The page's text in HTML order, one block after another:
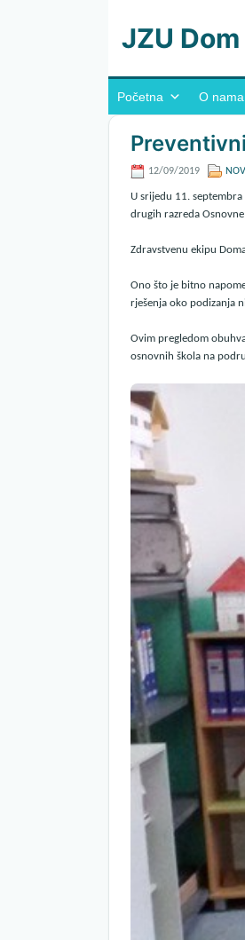
JZU
Početna O
12/09/2019
U srijedu 11.
drugih razreda Osnovne
Zdravstvenu ekipu
Ono što je bitno
rješenja oko podizanja
Ovim pregledom
osnovnih škola na